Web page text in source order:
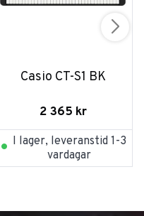
Casio CT-S1 BK
2 365 kr
I lager, leveranstid 1-3
vardagar